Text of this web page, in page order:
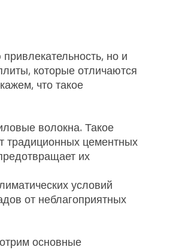
но и
которые отличаются
что такое
волокна. Такое
традиционных цементных
их
условий
от неблагоприятных
основные